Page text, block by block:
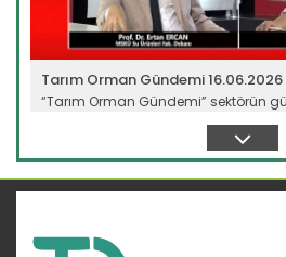
Tarım Orman Gündemi 16.06.2026
“Tarım Orman Gündemi” sektörün